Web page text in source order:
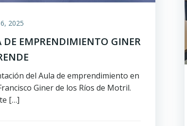
2025
DE EMPRENDIMIENTO GINER
del Aula de emprendimiento en
Giner de los Ríos de Motril.
[…]